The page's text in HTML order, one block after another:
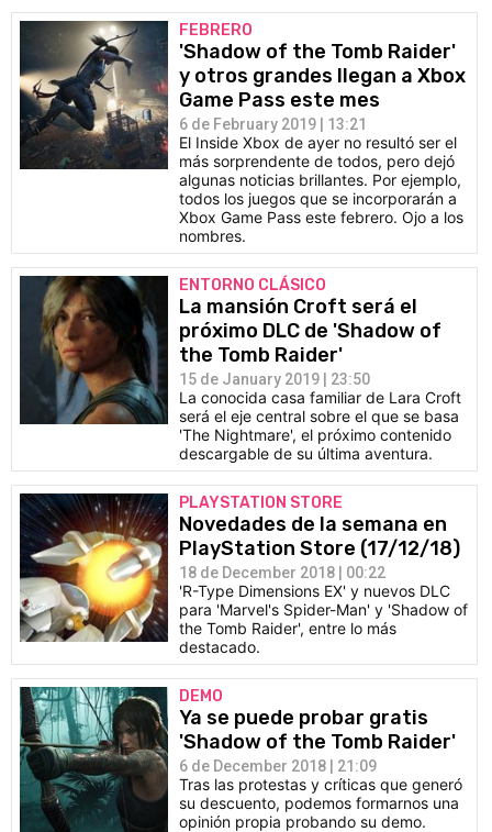
FEBRERO
'Shadow of the Tomb Raider'
y otros grandes llegan a Xbox
Game Pass este mes
6 de February 2019 | 13:21
El Inside Xbox de ayer no resultó ser el
más sorprendente de todos, pero dejó
algunas noticias brillantes. Por ejemplo,
todos los juegos que se incorporarán a
Xbox Game Pass este febrero. Ojo a los
nombres.
ENTORNO CLÁSICO
La mansión Croft será el
próximo DLC de 'Shadow of
the Tomb Raider'
15 de January 2019 | 23:50
La conocida casa familiar de Lara Croft
será el eje central sobre el que se basa
'The Nightmare', el próximo contenido
descargable de su última aventura.
PLAYSTATION STORE
Novedades de la semana en
PlayStation Store (17/12/18)
18 de December 2018 | 00:22
'R-Type Dimensions EX' y nuevos DLC
para 'Marvel's Spider-Man' y 'Shadow of
the Tomb Raider', entre lo más
destacado.
DEMO
Ya se puede probar gratis
'Shadow of the Tomb Raider'
6 de December 2018 | 21:09
Tras las protestas y críticas que generó
su descuento, podemos formarnos una
opinión propia probando su demo.